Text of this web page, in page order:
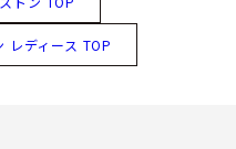
レディース TOP